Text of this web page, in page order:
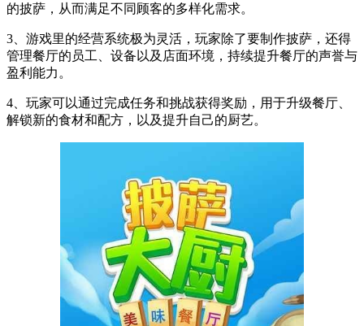
的披萨，从而满足不同顾客的多样化需求。
3、游戏里的经营系统极为灵活，玩家除了要制作披萨，还得
管理餐厅的员工、设备以及店面环境，持续提升餐厅的声誉与
盈利能力。
4、玩家可以通过完成任务和挑战获得奖励，用于升级餐厅、
解锁新的食材和配方，以及提升自己的厨艺。